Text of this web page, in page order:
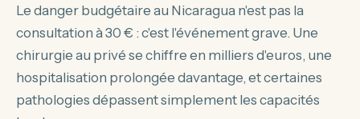
Le danger budgétaire au Nicaragua n'est pas la
consultation à 30 € : c'est l'événement grave. Une
chirurgie au privé se chiffre en milliers d'euros, une
hospitalisation prolongée davantage, et certaines
pathologies dépassent simplement les capacités